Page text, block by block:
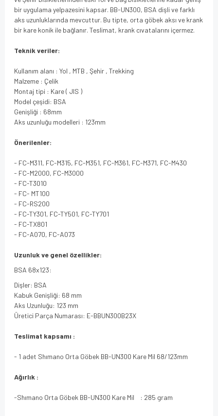
bir uygulama yelpazesini kapsar. BB-UN300, BSA dişli ve farklı
aks uzunluklarında mevcuttur. Bu tipte, orta göbek aksı ve krank
bir kare konik ile bağlanır. Teslimat, krank cıvatalarını içermez.
Teknik veriler:
Kullanım alanı : Yol , MTB , Şehir , Trekking
Malzeme : Çelik
Montaj tipi : Kare ( JIS )
Model çeşidi: BSA
Genişliği : 68mm
Aks uzunluğu modelleri : 123mm
Önerilenler:
- FC-M311, FC-M315, FC-M351, FC-M361, FC-M371, FC-M430
- FC-M2000, FC-M3000
- FC-T3010
- FC- MT100
- FC-RS200
- FC-TY301, FC-TY501, FC-TY701
- FC-TX801
- FC-A070, FC-A073
Uzunluk ve genel özellikler:
BSA 68x123:
Dişler: BSA
Kabuk Genişliği: 68 mm
Aks Uzunluğu: 123 mm
Üretici Parça Numarası: E-BBUN300B23X
Teslimat kapsamı :
- 1 adet Shımano Orta Göbek BB-UN300 Kare Mil 68/123mm
Ağırlık :
-Shımano Orta Göbek BB-UN300 Kare Mil : 285 gram